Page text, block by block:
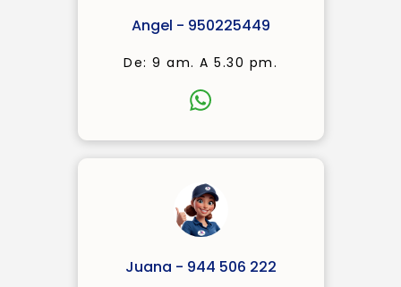
Angel - 950225449
De: 9 am. A 5.30 pm.
Juana - 944 506 222